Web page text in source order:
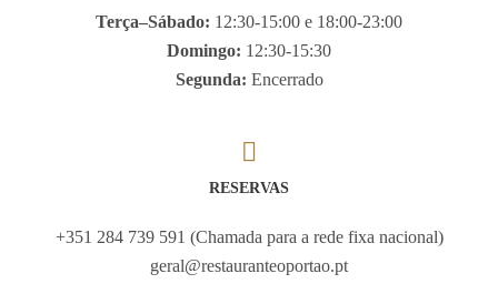
Terça–Sábado: 12:30-15:00 e 18:00-23:00
Domingo: 12:30-15:30
Segunda: Encerrado
RESERVAS
+351 284 739 591 (Chamada para a rede fixa nacional)
geral@restauranteoportao.pt